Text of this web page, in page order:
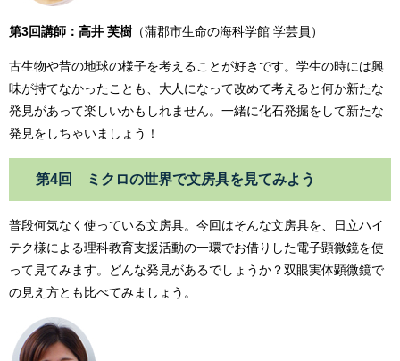
第3回講師：高井 芙樹 （蒲郡市生命の海科学館 学芸員）
古生物や昔の地球の様子を考えることが好きです。学生の時には興
味が持てなかったことも、大人になって改めて考えると何か新たな
発見があって楽しいかもしれません。一緒に化石発掘をして新たな
発見をしちゃいましょう！
第4回 ミクロの世界で文房具を見てみよう
普段何気なく使っている文房具。今回はそんな文房具を、日立ハイ
テク様による理科教育支援活動の一環でお借りした電子顕微鏡を使
って見てみます。どんな発見があるでしょうか？双眼実体顕微鏡で
の見え方とも比べてみましょう。